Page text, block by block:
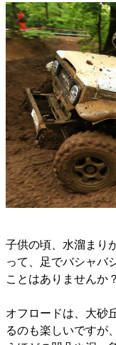
子供の頃、水溜まり
って、足でバシャバ
ことはありませんか？
オフロードは、大砂
るのも楽しいですが